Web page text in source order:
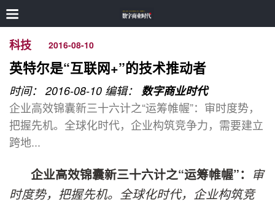
科技 2016-08-10
英特尔是“互联网+”的技术推动者
时间： 2016-08-10 编辑： 数字商业时代
企业高效锦囊新三十六计之“运筹帷幄”：审时度势，
把握先机。全球化时代，企业构筑竞争力，需要建立
跨地...
企业高效锦囊新三十六计之“运筹帷幄”： 审
时度势，把握先机。全球化时代，企业构筑竞